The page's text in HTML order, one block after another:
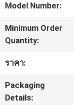
รายการ
VR
เกี่ยว
กับ
Model Number:
Minimum Order
Quantity:
ราคา:
Packaging
Details: